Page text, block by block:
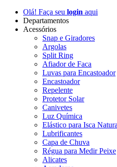
Olá! Faça seu login aqui
Departamentos
Acessórios
Snap e Giradores
Argolas
Split Ring
Afiador de Faca
Luvas para Encastoador
Encastoador
Repelente
Protetor Solar
Canivetes
Luz Química
Elástico para Isca
Lubrificantes
Capa de Chuva
Régua para Medir Peixe
Alicates